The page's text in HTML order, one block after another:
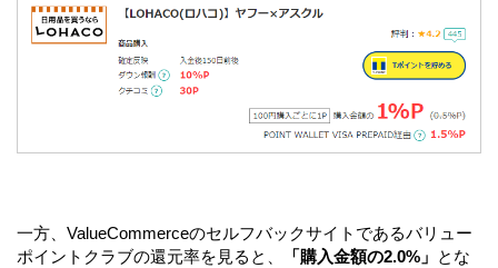
一方、ValueCommerceのセルフバックサイトであるバリュー
ポイントクラブの還元率を見ると、
「購入金額の2.0%」 とな